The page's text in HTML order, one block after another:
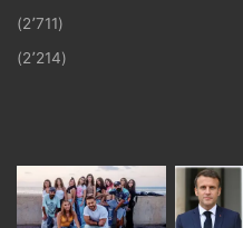
(2٬711)
(2٬214)